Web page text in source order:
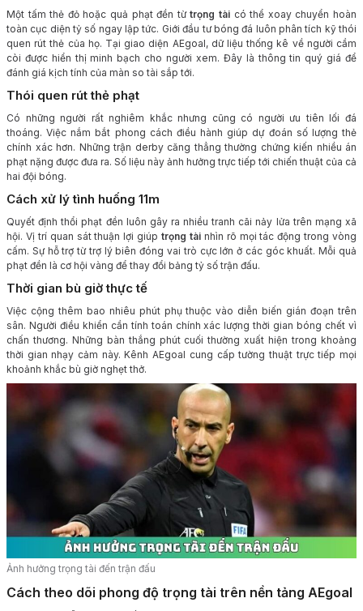
Một tấm thẻ đỏ hoặc quả phạt đền từtrọng tài có thể xoay chuyển hoàn
toàn cục diện tỷ số ngay lập tức. Giới đầu tư bóng đá luôn phân tích kỹ thói
quen rút thẻ của họ. Tại giao diện AEgoal, dữ liệu thống kê về người cầm
còi được hiển thị minh bạch cho người xem. Đây là thông tin quý giá để
đánh giá kịch tính của màn so tài sắp tới.
Thói quen rút thẻ phạt
Có những người rất nghiêm khắc nhưng cũng có người ưu tiên lối đá
thoáng. Việc nắm bắt phong cách điều hành giúp dự đoán số lượng thẻ
chính xác hơn. Những trận derby căng thẳng thường chứng kiến nhiều án
phạt nặng được đưa ra. Số liệu này ảnh hưởng trực tiếp tới chiến thuật của cả
hai đội bóng.
Cách xử lý tình huống 11m
Quyết định thổi phạt đền luôn gây ra nhiều tranh cãi nảy lửa trên mạng xã
hội. Vị trí quan sát thuận lợi giúp trọng tàinhìn rõ mọi tác động trong vòng
cấm. Sự hỗ trợ từ trợ lý biên đóng vai trò cực lớn ở các góc khuất. Mỗi quả
phạt đền là cơ hội vàng để thay đổi bảng tỷ số trận đấu.
Thời gian bù giờ thực tế
Việc cộng thêm bao nhiêu phút phụ thuộc vào diễn biến gián đoạn trên
sân. Người điều khiển cần tính toán chính xác lượng thời gian bóng chết vì
chấn thương. Những bàn thắng phút cuối thường xuất hiện trong khoảng
thời gian nhạy cảm này. Kênh AEgoal cung cấp tường thuật trực tiếp mọi
khoảnh khắc bù giờ nghẹt thở.
Ảnh hưởng trọng tài đến trận đấu
Cách theo dõi phong độ trọng tài trên nền tảng AEgoal